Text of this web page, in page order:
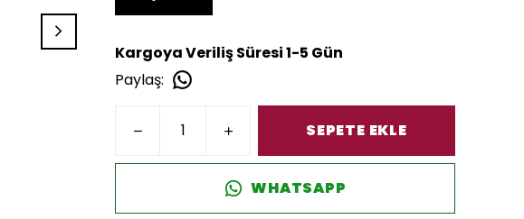
Kargoya Veriliş Süresi 1-5 Gün
Paylaş:
SEPETE EKLE
WHATSAPP